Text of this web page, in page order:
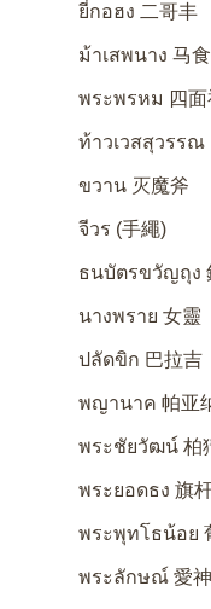
ยี่กอฮง 二哥丰
ม้าเสพนาง 马
พระพรหม 四面
ท้าวเวสสุวรรณ
ขวาน 灭魔斧
จีวร (手繩)
ธนบัตรขวัญถุง
นางพราย 女靈
ปลัดขิก 巴拉吉
พญานาค 帕亚
พระชัยวัฒน์ 柏
พระยอดธง 旗
พระพุทโธน้อย
พระลักษณ์ 愛